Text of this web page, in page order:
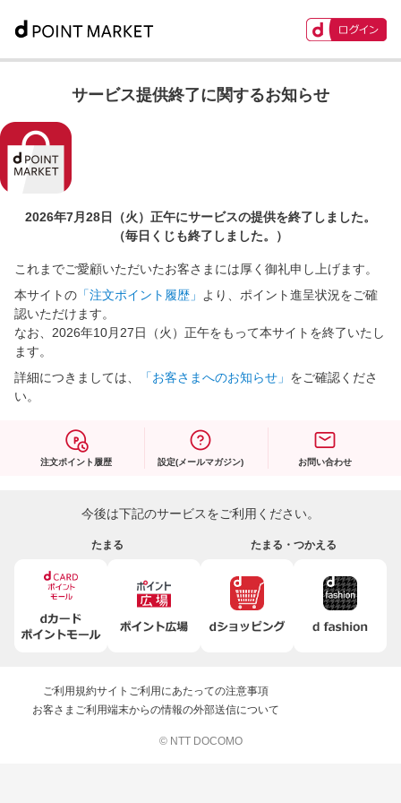
サービス提供終了に関するお知らせ
2026年7月28日（火）正午にサービスの提供を終了しました。
（毎日くじも終了しました。）
これまでご愛顧いただいたお客さまには厚く御礼申し上げます。
本サイトの 「注文ポイント履歴」
より、ポイント進呈状況をご確
認いただけます。
なお、2026年10月27日（火）正午をもって本サイトを終了いたし
ます。
詳細につきましては、
「お客さまへのお知らせ」 をご確認くださ
い。
注文ポイント履歴 設定(メールマガジン) お問い合わせ
今後は下記のサービスをご利用ください。
たまる たまる・つかえる
ご利用規約サイトご利用にあたっての注意事項
お客さまご利用端末からの情報の外部送信について
© NTT DOCOMO